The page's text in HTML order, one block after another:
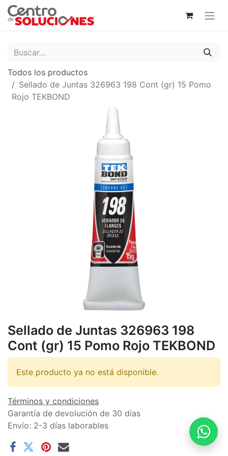
Todos los productos
Sellado de Juntas 326963 198 Cont (gr) 15 Pomo
Rojo TEKBOND
Sellado de Juntas 326963 198
Cont (gr) 15 Pomo Rojo TEKBOND
Este producto ya no está disponible.
Términos y condiciones
Garantía de devolución de 30 días
Envío: 2-3 días laborables